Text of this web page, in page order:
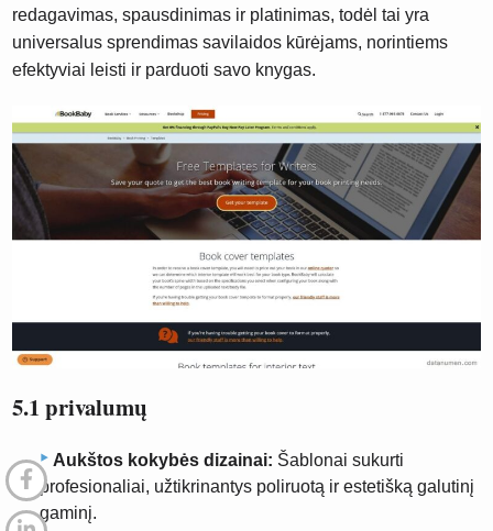
redagavimas, spausdinimas ir platinimas, todėl tai yra
universalus sprendimas savilaidos kūrėjams, norintiems
efektyviai leisti ir parduoti savo knygas.
5.1 privalumų
Aukštos kokybės dizainai: Šablonai sukurti
profesionaliai, užtikrinantys poliruotą ir estetišką galutinį
gaminį.